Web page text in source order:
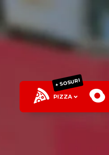
PIZZA
+ SOSURI